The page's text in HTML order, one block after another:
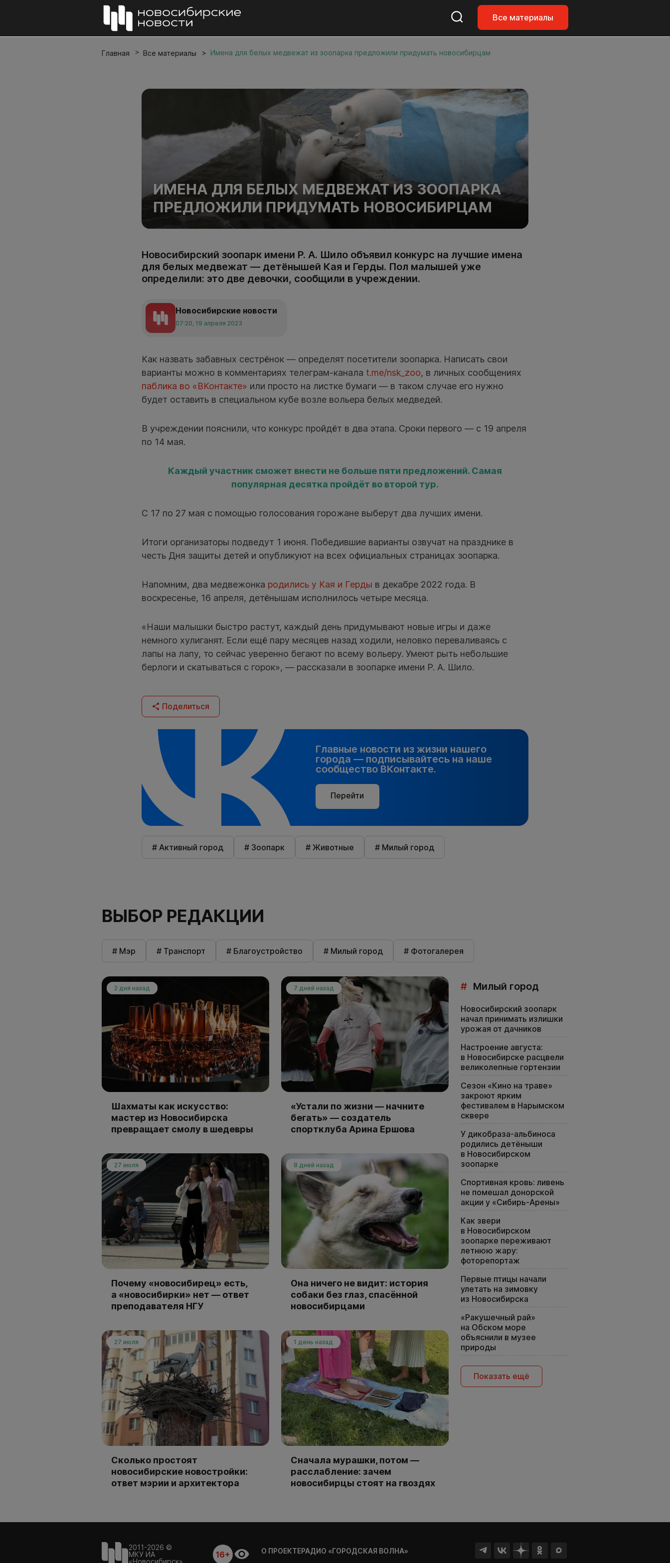
Все материалы
Главная Все материалы Имена для белых медвежат из зоопарка предложили придумать новосибирцам
ИМЕНА ДЛЯ БЕЛЫХ МЕДВЕЖАТ ИЗ ЗООПАРКА
ПРЕДЛОЖИЛИ ПРИДУМАТЬ НОВОСИБИРЦАМ
Новосибирский зоопарк имени Р. А. Шило объявил конкурс на лучшие имена
для белых медвежат — детёнышей Кая и Герды. Пол малышей уже
определили: это две девочки, сообщили в учреждении.
Новосибирские новости
07:20, 19 апреля 2023
Как назвать забавных сестрёнок — определят посетители зоопарка. Написать свои
варианты можно в комментариях телеграм-канала t.me/nsk_zoo, в личных сообщениях
паблика во «ВКонтакте» или просто на листке бумаги — в таком случае его нужно
будет оставить в специальном кубе возле вольера белых медведей.
В учреждении пояснили, что конкурс пройдёт в два этапа. Сроки первого — с 19 апреля
по 14 мая.
Каждый участник cможет внести не больше пяти предложений. Самая
популярная десятка пройдёт во второй тур.
С 17 по 27 мая с помощью голосования горожане выберут два лучших имени.
Итоги организаторы подведут 1 июня. Победившие варианты озвучат на празднике в
честь Дня защиты детей и опубликуют на всех официальных страницах зоопарка.
Напомним, два медвежонка родились у Кая и Герды в декабре 2022 года. В
воскресенье, 16 апреля, детёнышам исполнилось четыре месяца.
«Наши малышки быстро растут, каждый день придумывают новые игры и даже
немного хулиганят. Если ещё пару месяцев назад ходили, неловко переваливаясь с
лапы на лапу, то сейчас уверенно бегают по всему вольеру. Умеют рыть небольшие
берлоги и скатываться с горок», — рассказали в зоопарке имени Р. А. Шило.
Поделиться
Главные новости из жизни нашего
города — подписывайтесь на наше
сообщество ВКонтакте.
Перейти
# Активный город # Зоопарк # Животные # Милый город
ВЫБОР РЕДАКЦИИ
# Мэр # Транспорт # Благоустройство # Милый город # Фотогалерея
2 дня назад
Шахматы как искусство:
мастер из Новосибирска
превращает смолу в шедевры
7 дней назад
«Устали по жизни — начните
бегать» — создатель
спортклуба Арина Ершова
27 июля
Почему «новосибирец» есть,
а «новосибирки» нет — ответ
преподавателя НГУ
8 дней назад
Она ничего не видит: история
собаки без глаз, спасённой
новосибирцами
27 июля
Сколько простоят
новосибирские новостройки:
ответ мэрии и архитектора
1 день назад
Сначала мурашки, потом —
расслабление: зачем
новосибирцы стоят на гвоздях
# Милый город
Новосибирский зоопарк
начал принимать излишки
урожая от дачников
Настроение августа:
в Новосибирске расцвели
великолепные гортензии
Сезон «Кино на траве»
закроют ярким
фестивалем в Нарымском
сквере
У дикобраза-альбиноса
родились детёныши
в Новосибирском
зоопарке
Спортивная кровь: ливень
не помешал донорской
акции у «Сибирь-Арены»
Как звери
в Новосибирском
зоопарке переживают
летнюю жару:
фоторепортаж
Первые птицы начали
улетать на зимовку
из Новосибирска
«Ракушечный рай»
на Обском море
объяснили в музее
природы
Показать ещё
2011-2026 ©
МКУ ИА
«Новосибирск»
16+ О ПРОЕКТЕРАДИО «ГОРОДСКАЯ ВОЛНА»